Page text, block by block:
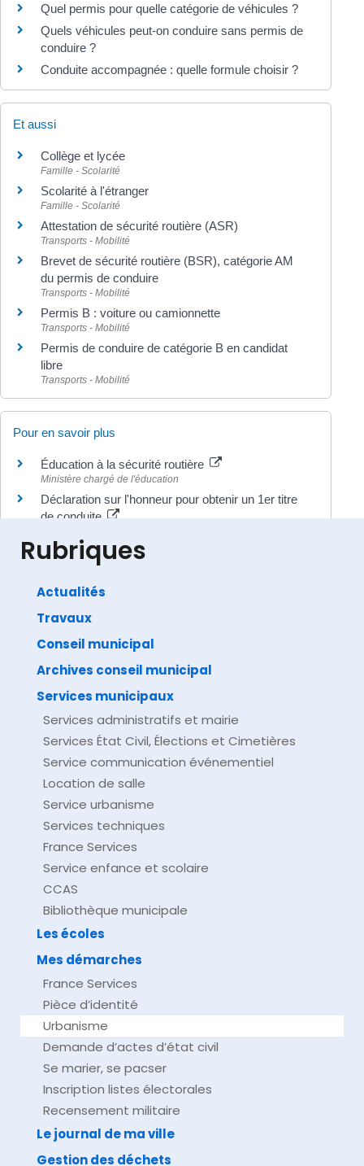
Quel permis pour quelle catégorie de véhicules ?
Quels véhicules peut-on conduire sans permis de
conduire ?
Conduite accompagnée : quelle formule choisir ?
Et aussi
Collège et lycée
Famille - Scolarité
Scolarité à l'étranger
Famille - Scolarité
Attestation de sécurité routière (ASR)
Transports - Mobilité
Brevet de sécurité routière (BSR), catégorie AM
du permis de conduire
Transports - Mobilité
Permis B : voiture ou camionnette
Transports - Mobilité
Permis de conduire de catégorie B en candidat
libre
Transports - Mobilité
Pour en savoir plus
Éducation à la sécurité routière
Ministère chargé de l'éducation
Déclaration sur l'honneur pour obtenir un 1er titre
de conduite
Direction de l'information légale et administrative
Rubriques
Actualités
Travaux
Conseil municipal
Archives conseil municipal
Services municipaux
Services administratifs et mairie
Services État Civil, Élections et Cimetières
Service communication événementiel
Location de salle
Service urbanisme
Services techniques
France Services
Service enfance et scolaire
CCAS
Bibliothèque municipale
Les écoles
Mes démarches
France Services
Pièce d’identité
Urbanisme
Demande d’actes d’état civil
Se marier, se pacser
Inscription listes électorales
Recensement militaire
Le journal de ma ville
Gestion des déchets